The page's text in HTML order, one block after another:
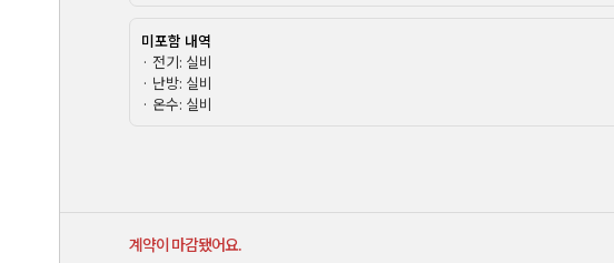
미포함 내역
· 전기: 실비
· 난방: 실비
· 온수: 실비
계약이 마감됐어요.